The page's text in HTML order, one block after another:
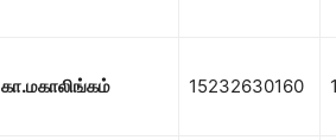
கா.மகாலிங்கம் 15232630160